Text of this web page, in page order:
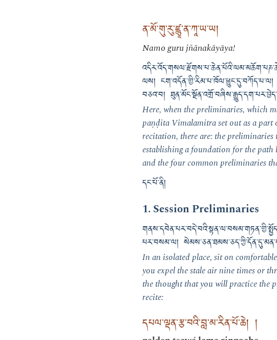
ན་མོ་གུ་རུ་ཛྙཱ་ན་ཀཱ་ཡ་ཡ།
Namo guru jñānakāyāya!
ལས།
བཅའ་བ།
Here, when the preliminaries, which
paṇḍita Vimalamitra set out as a part
recitation, there are: the
establishing a foundation for the path
and the four common preliminaries
དང་པོ་ནི།
1. Session Preliminaries
པར་བསམ་ལ།
In an isolated place, sit on
you expel the stale air nine times or
the thought that you will practice the
recite:
དཔལ་ལྡན་རྩ་བའི་བླ་མ་རིན་པོ་ཆེ། །